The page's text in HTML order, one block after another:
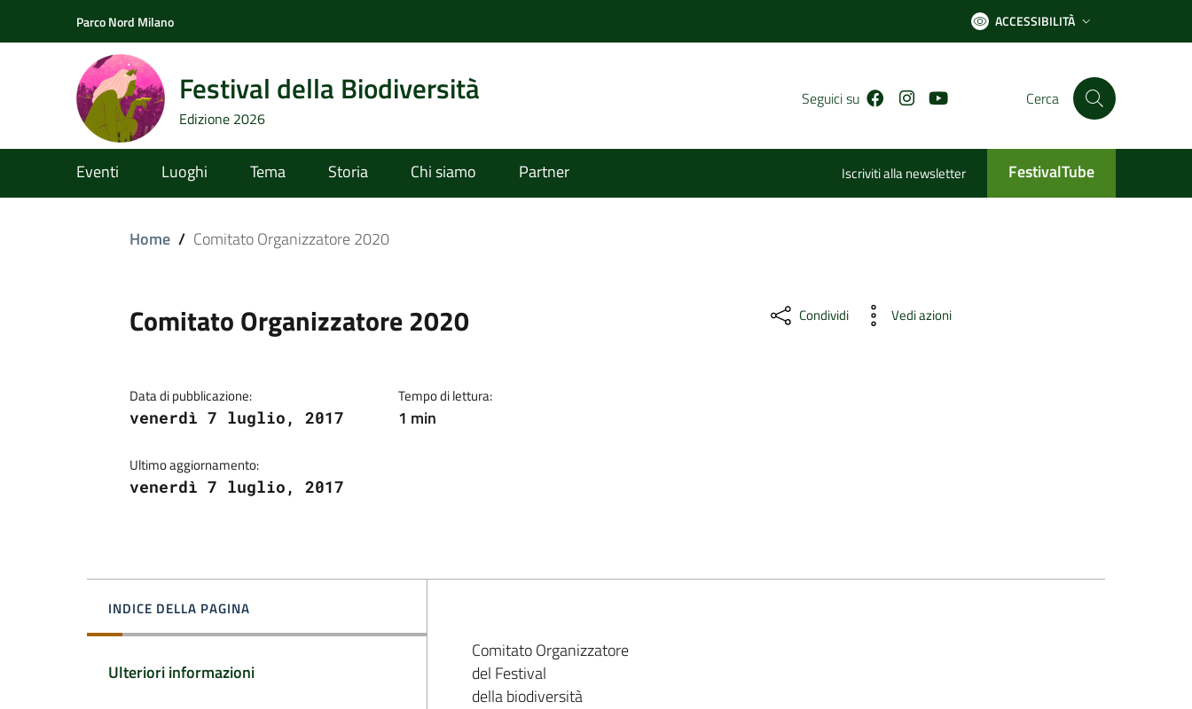
Parco Nord Milano ACCESSIBILITÀ
Festival della Biodiversità
Edizione 2026
Seguici su Facebook
Instagram Cerca
Eventi Luoghi Tema Storia Chi siamo Partner Iscriviti alla newsletter FestivalTube
Home / Comitato Organizzatore 2020
Comitato Organizzatore 2020
Data di pubblicazione:
venerdì 7 luglio, 2017
Tempo di lettura:
1 min
Ultimo aggiornamento:
venerdì 7 luglio, 2017
Condividi Vedi azioni
INDICE DELLA PAGINA
Ulteriori informazioni
Comitato Organizzatore
del Festival
della biodiversità